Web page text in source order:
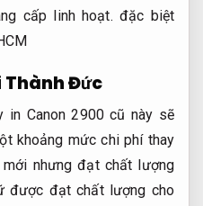
cấp linh hoạt. đặc biệt
Thành Đức
in Canon 2900 cũ này sẽ
khoảng mức chi phí thay
nhưng đạt chất lượng
được đạt chất lượng cho